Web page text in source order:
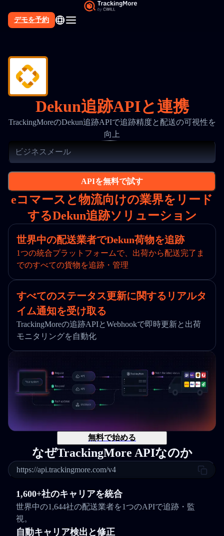
デモを予約
Dekun追跡APIと連携
TrackingMoreのDekun追跡APIで追跡精度と配送の可視性を
向上
APIを無料で試す
eコマースと物流向けの業界をリード
するDekun追跡ソリューション
世界中の配送業者でDekun荷物を追跡
1つの統合プラットフォームで、出荷から配送完了ま
でのすべての貨物を追跡・管理
すべてのステータス更新に関するリアルタ
イム通知を受け取る
TrackingMoreの追跡APIとWebhookで即時更新と出荷
モニタリングを自動化
無料で始める
なぜTrackingMore APIなのか
https://api.trackingmore.com/v4
1,600+社のキャリアを統合
世界中の1,644社の配送業者を1つのAPIで追跡・監
視。
自動キャリア検出と修正